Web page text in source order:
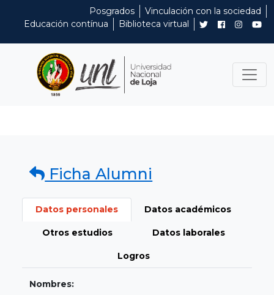
Posgrados
Vinculación con la sociedad
Educación contínua
Biblioteca virtual
Ficha Alumni
Datos personales Datos académicos
Otros estudios Datos laborales
Logros
Nombres: